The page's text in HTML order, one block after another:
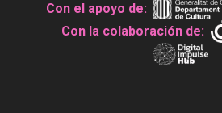
Con el apoyo de:
Con la colaboración de: